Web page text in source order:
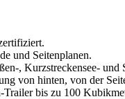
und Seitenplanen.
, Kurzstreckensee- und
von hinten, von der
bis zu 100